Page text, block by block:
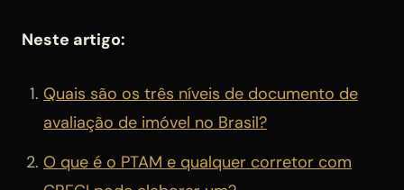
Neste artigo:
Quais são os três níveis de documento de
avaliação de imóvel no Brasil?
O que é o PTAM e qualquer corretor com